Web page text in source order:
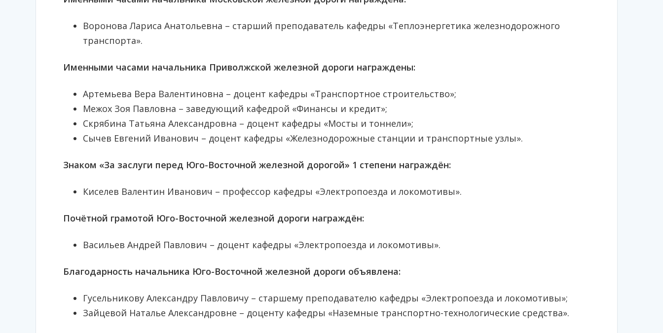
Воронова Лариса Анатольевна – старший преподаватель кафедры «Теплоэнергетика железнодорожного
транспорта».
Именными часами начальника Приволжской железной дороги награждены:
Артемьева Вера Валентиновна – доцент кафедры «Транспортное строительство»;
Межох Зоя Павловна – заведующий кафедрой «Финансы и кредит»;
Скрябина Татьяна Александровна – доцент кафедры «Мосты и тоннели»;
Сычев Евгений Иванович – доцент кафедры «Железнодорожные станции и транспортные узлы».
Знаком «За заслуги перед Юго-Восточной железной дорогой» 1 степени награждён:
Киселев Валентин Иванович – профессор кафедры «Электропоезда и локомотивы».
Почётной грамотой Юго-Восточной железной дороги награждён:
Васильев Андрей Павлович – доцент кафедры «Электропоезда и локомотивы».
Благодарность начальника Юго-Восточной железной дороги объявлена:
Гусельникову Александру Павловичу – старшему преподавателю кафедры «Электропоезда и локомотивы»;
Зайцевой Наталье Александровне – доценту кафедры «Наземные транспортно-технологические средства».